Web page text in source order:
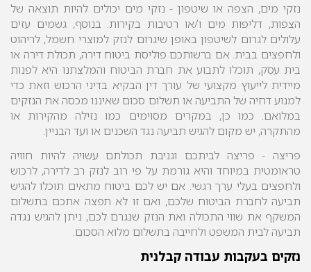
נזקי מים, הצפה או שיטפון - נזקי מים יכולים להיות תוצאה של
הצפות, דליפות מים ו/או רטיבות בקירות. בנוסף, גשמים עזים
עלולים לגרום לשיטפון באופן שיגרום לנזק למוצרי חשמל, לריהוט
ולחפצים בבית. אם ברשותכם פוליסת ביטוח דירה, תכולת דירה או
בית עסק, תוכלו לתבוע את חברת הביטוח והמלצתנו היא לפנות
מיידית לייעוץ מקצועי של עורך דין הבקיא בדיני הרכוש וזאת כדי
למנוע דחיה של התביעה או תשלום סכום שאיננו מכסה את הנזקים
במלואם. כמו כן, במקרים מסוימים כמו נזילה מהקירות או
מהתקרה, יש מקום להגיש תביעה נגד השכנים או ועד הבניין.
פריצה - פריצה לביתכם וגניבת תכולתם עשויה להיות חוויה
טראומטית במיוחד והיא גורמת על פי רוב לנזק רב לדירה, לרכוש
ולחפצים בעלי ערך רגשי. אם יש לכם ביטוח מתאים תוכלו להגיש
תביעה לחברת הביטוח שלכם, ואם זו לא תפצה אתכם בתשלום
המשקף את שווי התכולה ואת הנזק שנגרם לכם, ניתן להגיש נגדה
תביעה לבית המשפט ולחייבה בתשלום מלוא הסכום.
נזקים בעקבות עבודה קבלנית